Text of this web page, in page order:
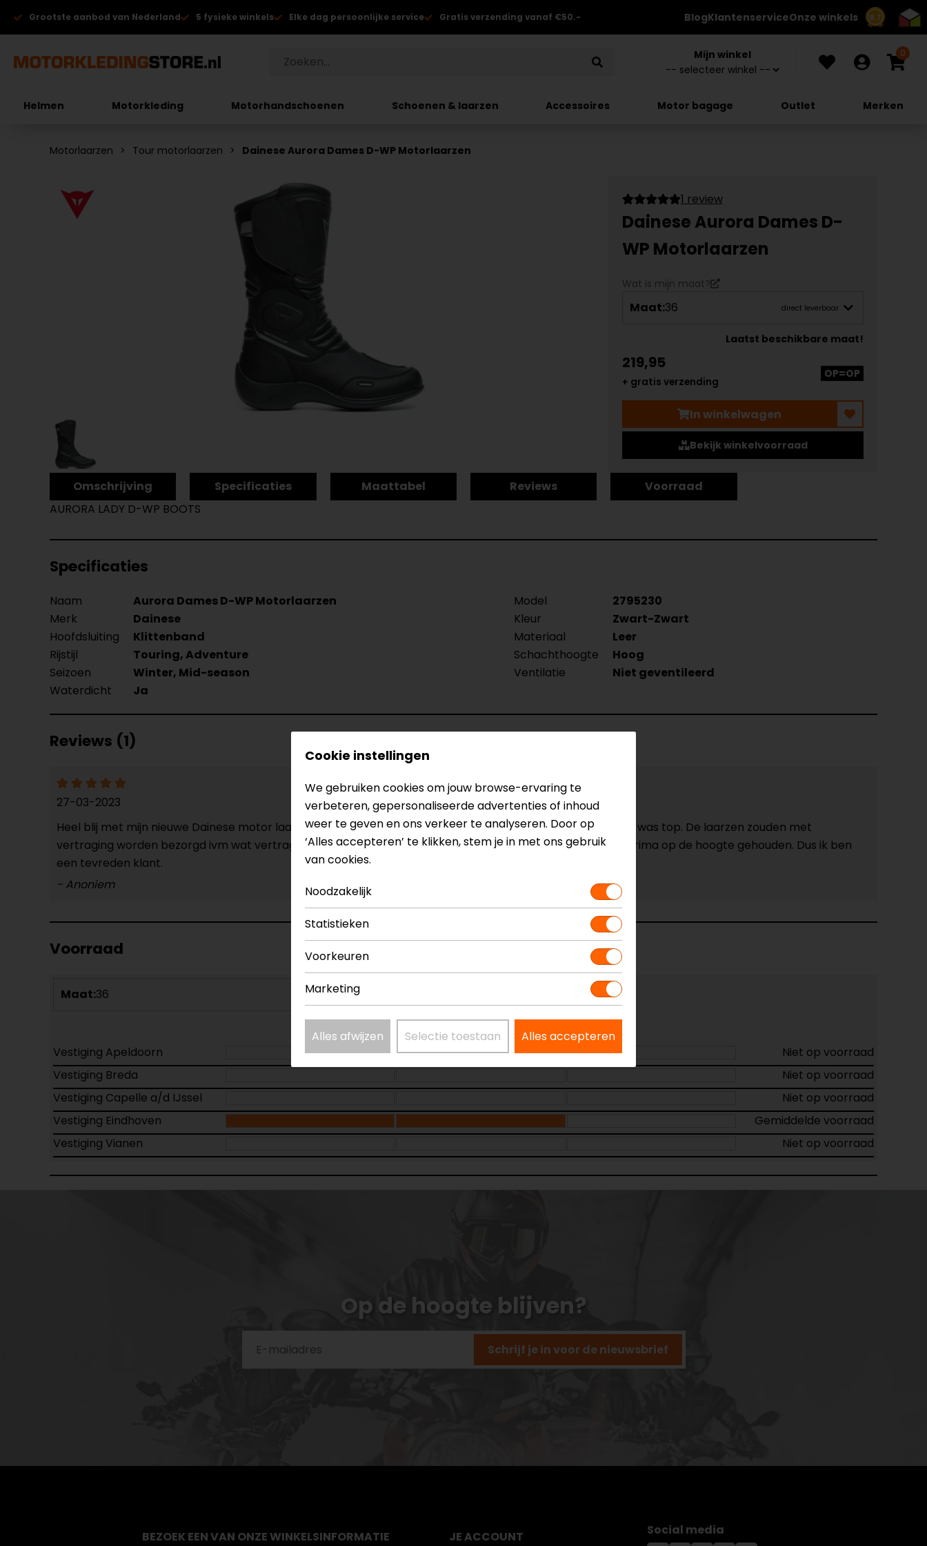
8.7
Grootste aanbod van Nederland 5 fysieke winkels Elke dag persoonlijke service Gratis verzending vanaf €50.- BlogKlantenserviceOnze winkels
Mijn winkel 0
Helmen Motorkleding Motorhandschoenen Schoenen & laarzen Accessoires Motor bagage Outlet Merken
Motorlaarzen Tour motorlaarzen Dainese Aurora Dames D-WP Motorlaarzen
1 review
Dainese Aurora Dames D-
WP Motorlaarzen
Wat is mijn maat?
Maat:36 direct leverbaar
Laatst beschikbare maat!
219,95
+ gratis verzending
OP=OP
In winkelwagen
Bekijk winkelvoorraad
Omschrijving Specificaties Maattabel Reviews
Voorraad
AURORA LADY D-WP BOOTS
Specificaties
Naam Aurora Dames D-WP Motorlaarzen Model
2795230
Merk
Dainese Kleur
Zwart-Zwart
Hoofdsluiting
Klittenband Materiaal
Leer
Rijstijl
Touring, Adventure Schachthoogte
Hoog
Seizoen
Winter, Mid-season Ventilatie
Niet geventileerd
Waterdicht
Ja
Reviews (1)
27-03-2023
Heel blij met mijn nieuwe Dainese motor laarzen. Ze zitten fantastisch en de service van motorkledingstore was top. De laarzen zouden met
vertraging worden bezorgd ivm wat vertraging van de levering maar dat viel uiteindelijk erg mee. Ik werd prima op de hoogte gehouden. Dus ik ben
een tevreden klant.
- Anoniem
Voorraad
Maat:36
Laatst beschikbare maat!
Vestiging Apeldoorn
Niet op voorraad
Vestiging Breda
Niet op voorraad
Vestiging Capelle a/d IJssel
Niet op voorraad
Vestiging Eindhoven
Gemiddelde voorraad
Vestiging Vianen
Niet op voorraad
Op de hoogte blijven?
Schrijf je in voor de nieuwsbrief
Cookie instellingen
We gebruiken cookies om jouw browse-ervaring te
verbeteren, gepersonaliseerde advertenties of inhoud
weer te geven en ons verkeer te analyseren. Door op
‘Alles accepteren’ te klikken, stem je in met ons gebruik
van cookies.
Noodzakelijk
Statistieken
Voorkeuren
Marketing
Alles afwijzen Selectie toestaan Alles accepteren
BEZOEK EEN VAN ONZE WINKELSINFORMATIE JE ACCOUNT Social media